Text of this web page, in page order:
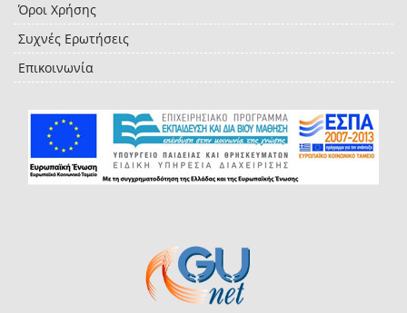
Όροι Χρήσης
Συχνές Ερωτήσεις
Επικοινωνία